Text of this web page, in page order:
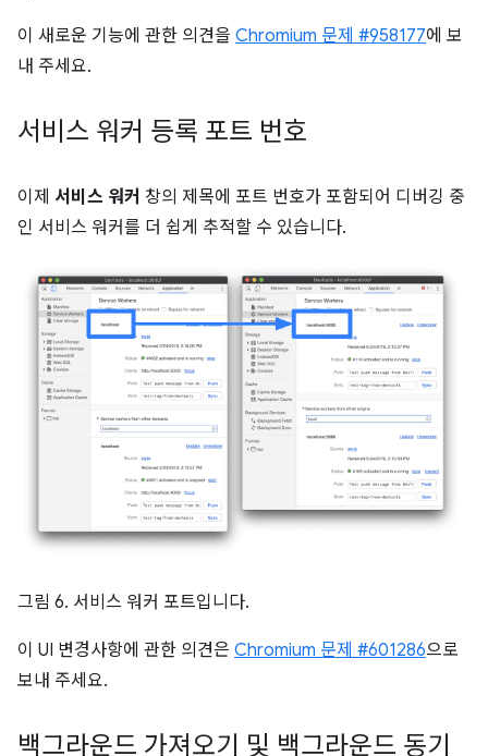
이 새로운 기능에 관한 의견을 Chromium 문제 #958177에 보
내 주세요.
서비스 워커 등록 포트 번호
이제 서비스 워커 창의 제목에 포트 번호가 포함되어 디버깅 중
인 서비스 워커를 더 쉽게 추적할 수 있습니다.
그림 6. 서비스 워커 포트입니다.
이 UI 변경사항에 관한 의견은 Chromium 문제 #601286으로
보내 주세요.
백그라운드 가져오기 및 백그라운드 동기